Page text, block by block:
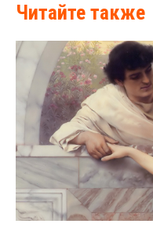
Читайте также